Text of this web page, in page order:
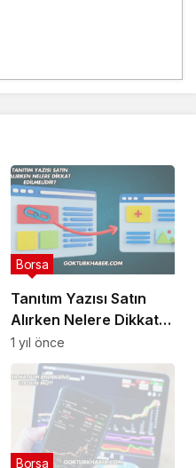
Tanıtım Yazısı Satın
Alırken Nelere Dikkat
Edilmelidir?
Borsa
1 yıl önce
Borsa